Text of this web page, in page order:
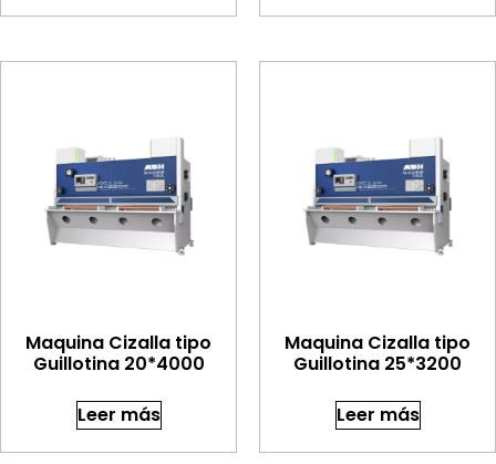
Maquina Cizalla tipo
Guillotina 20*4000
Leer más
Maquina Cizalla tipo
Guillotina 25*3200
Leer más